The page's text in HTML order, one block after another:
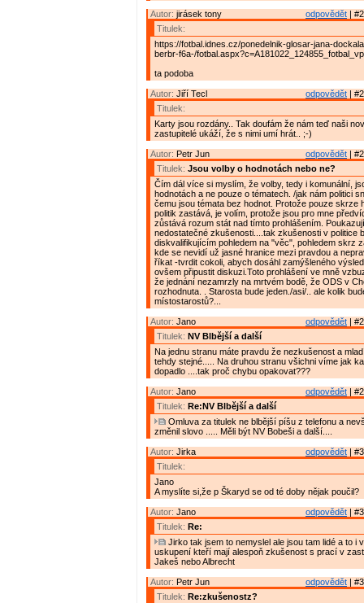
odpovědět |
Autor: jirásek tony
Titulek:
https://fotbal.idnes.cz/ponedelnik-glosar-jana-
berbr-f6a-/
ta podoba
odpovědět |
Autor: Jiří Tecl
Titulek:
Karty jsou rozdány.. Tak doufám že nám teď naši
zastupitelé ukáží, že s nimi umí hrát.. ;-)
odpovědět |
Autor: Petr Jun
Titulek: Jsou volby o hodnotách nebo ne?
Čím dál více si myslím, že volby, tedy i komunální,
hodnotách a ne pouze o tématech. /jak nám politici
čemu jsou témata bez hodnot. Protože pouze skrze
politik zastává, je volím, protože jsou pro mne
zůstává rozum stát nad tímto prohlášením.
nedostatečné zkušenosti....tak zkušenosti v politice
diskvalifikujícím pohledem na "věc", pohledem skrz
kde se nevidí už jasné hranice mezi pravdou a
říkat -tvrdit cokoli, abych dosáhl zamýšleného
ovšem připustit diskuzi.Toto prohlášení ve mně
že jednání nezamrzly na mrtvém bodě, že ODS v
rozhodnuta. . Starosta bude jeden./asi/.. ale kolik
místostarostů?...
odpovědět |
Autor: Jano
Titulek: NV Blbější a další
Na jednu stranu máte pravdu že nezkušenost a
tehdy stejné..... Na druhou stranu všichni víme jak
dopadlo ....tak proč chybu opakovat???
odpovědět |
Autor: Jano
Titulek: Re:NV Blbější a další
Omluva za titulek ne blbější píšu z telefonu a
změnil slovo ..... Měli být NV Bobeši a další....
odpovědět |
Autor: Jirka
Titulek:
Jano
A myslíte si,že p Škaryd se od té doby nějak poučil?
odpovědět |
Autor: Jano
Titulek: Re:
Jirko tak jsem to nemyslel ale jsou tam lidé a to i
uskupení kteří mají alespoň zkušenost s prací v
Jakeš nebo Albrecht
odpovědět |
Autor: Petr Jun
Titulek: Re:zkušenostz?